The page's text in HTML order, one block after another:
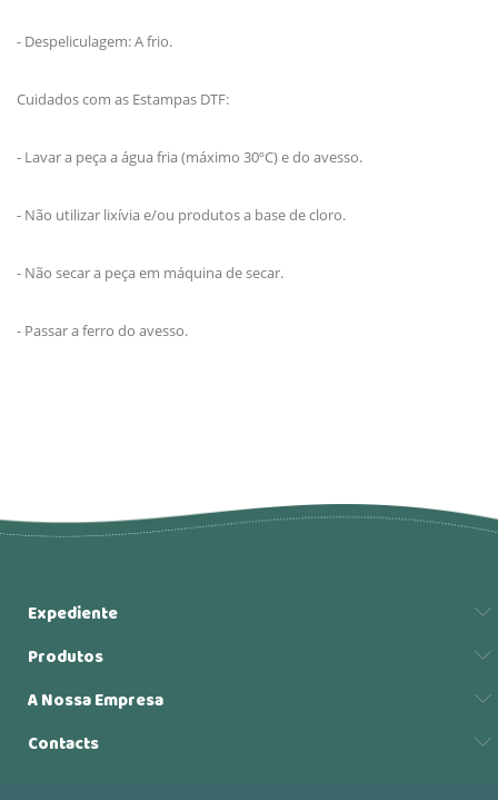
- Despeliculagem: A frio.
Cuidados com as Estampas DTF:
- Lavar a peça a água fria (máximo 30ºC) e do avesso.
- Não utilizar lixívia e/ou produtos a base de cloro.
- Não secar a peça em máquina de secar.
- Passar a ferro do avesso.
Expediente
Produtos
A Nossa Empresa
Contacts